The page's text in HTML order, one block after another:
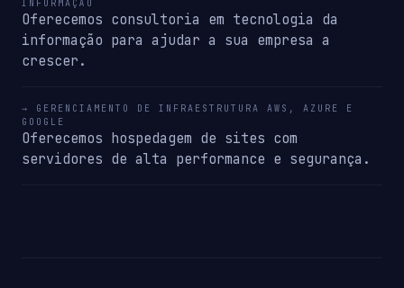
INFORMAÇÃO
Oferecemos consultoria em tecnologia da
informação para ajudar a sua empresa a
crescer.
→ GERENCIAMENTO DE INFRAESTRUTURA AWS, AZURE E
GOOGLE
Oferecemos hospedagem de sites com
servidores de alta performance e segurança.